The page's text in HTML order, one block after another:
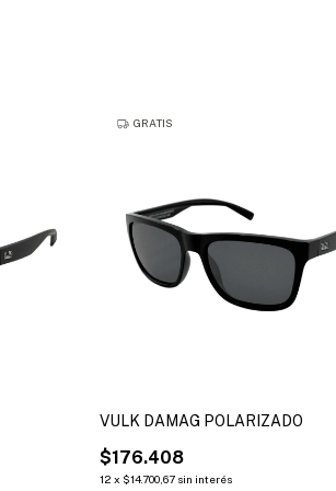
GRATIS
VULK DAMAG POLARIZADO
$176.408
12 x $14.700,67 sin interés